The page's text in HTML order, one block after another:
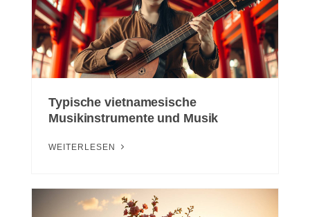
Typische vietnamesische
Musikinstrumente und Musik
WEITERLESEN